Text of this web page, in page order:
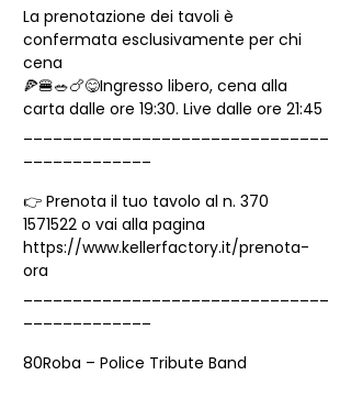
La prenotazione dei tavoli è
confermata esclusivamente per chi
cena
🍕🍔🥗🍗😋Ingresso libero, cena alla
carta dalle ore 19:30. Live dalle ore 21:45
👉 Prenota il tuo tavolo al n. 370
1571522 o vai alla pagina
https://www.kellerfactory.it/prenota-
ora
80Roba – Police Tribute Band